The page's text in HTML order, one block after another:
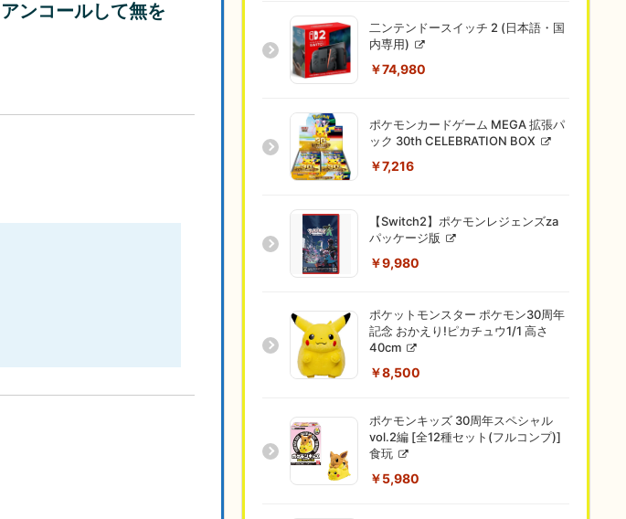
ンコールして無を
二ンテンドースイッチ 2 (日本語・国
内専用)
￥74,980
ポケモンカードゲーム MEGA 拡張パ
ック 30th CELEBRATION BOX
￥7,216
【Switch2】ポケモンレジェンズza
パッケージ版
￥9,980
ポケットモンスター ポケモン30周年
記念 おかえり!ピカチュウ1/1 高さ
40cm
￥8,500
ポケモンキッズ 30周年スペシャル
vol.2編 [全12種セット(フルコンプ)]
食玩
￥5,980